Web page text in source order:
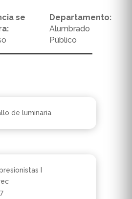
se
Departamento:
Alumbrado
Público
de luminaria
I